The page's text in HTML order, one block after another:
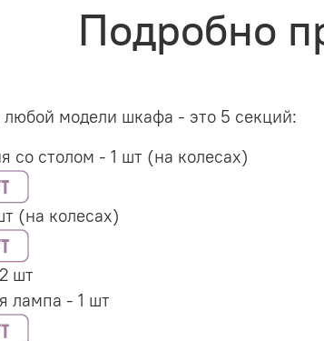
Подробно
модели шкафа - это 5 секций:
со столом - 1 шт (на колесах)
(на колесах)
шт
лампа - 1 шт